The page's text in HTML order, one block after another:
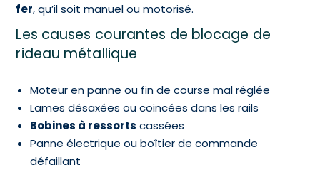
fer, qu’il soit manuel ou motorisé.
Les causes courantes de blocage de
rideau métallique
Moteur en panne ou fin de course mal réglée
Lames désaxées ou coincées dans les rails
Bobines à ressorts cassées
Panne électrique ou boîtier de commande
défaillant